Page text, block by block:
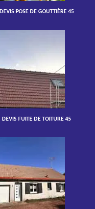
DEVIS POSE DE GOUTTIÈRE 45
DEVIS FUITE DE TOITURE 45